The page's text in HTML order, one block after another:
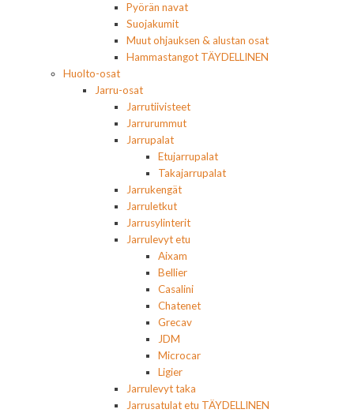
Pyörän navat
Suojakumit
Muut ohjauksen & alustan osat
Hammastangot TÄYDELLINEN
Huolto-osat
Jarru-osat
Jarrutiivisteet
Jarrurummut
Jarrupalat
Etujarrupalat
Takajarrupalat
Jarrukengät
Jarruletkut
Jarrusylinterit
Jarrulevyt etu
Aixam
Bellier
Casalini
Chatenet
Grecav
JDM
Microcar
Ligier
Jarrulevyt taka
Jarrusatulat etu TÄYDELLINEN